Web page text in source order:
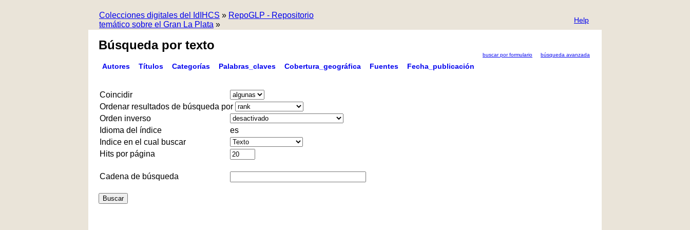
Colecciones digitales del IdIHCS » RepoGLP - Repositorio
temático sobre el Gran La Plata » Help
Búsqueda por texto
buscar por formulario búsqueda avanzada
Autores Títulos Categorías Palabras_claves Cobertura_geográfica Fuentes Fecha_publicación
Coincidir
Ordenar resultados de búsqueda por
Orden inverso
Idioma del índice
es
Indice en el cual buscar
Hits por página
Cadena de búsqueda